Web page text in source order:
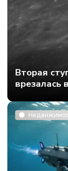
Вторая
врезалась